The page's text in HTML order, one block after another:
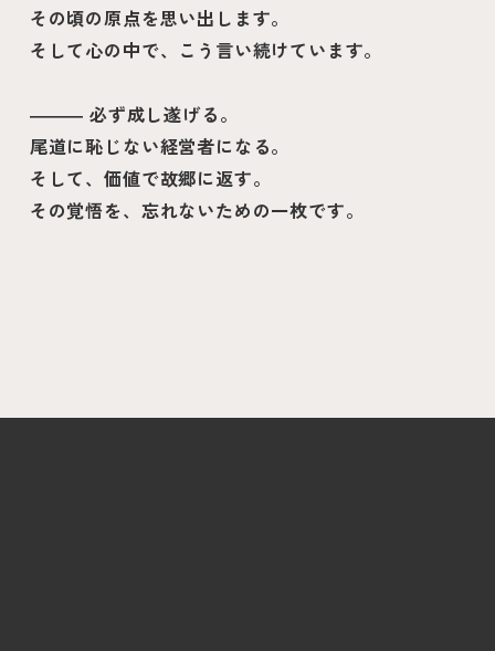
その頃の原点を思い出します。
そして心の中で、こう言い続けています。
― 必ず成し遂げる。
尾道に恥じない経営者になる。
そして、価値で故郷に返す。
その覚悟を、忘れないための一枚です。